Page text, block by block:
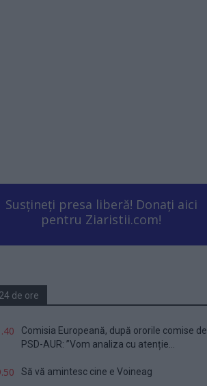
Susțineți presa liberă! Donați aici
pentru Ziaristii.com!
24 de ore
Comisia Europeană, după ororile comise de
PSD-AUR: ”Vom analiza cu atenție...
Să vă amintesc cine e Voineag